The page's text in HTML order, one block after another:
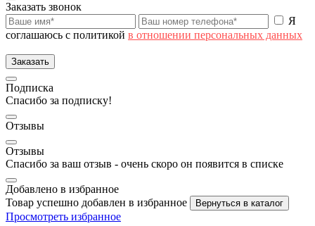
Заказать звонок
Я
соглашаюсь с политикой в отношении персональных данных
Заказать
Подписка
Спасибо за подписку!
Отзывы
Отзывы
Спасибо за ваш отзыв - очень скоро он появится в списке
Добавлено в избранное
Товар успешно добавлен в избранное
Вернуться в каталог
Просмотреть избранное